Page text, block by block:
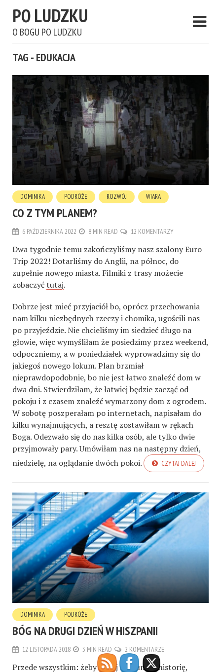
PO LUDZKU
O BOGU PO LUDZKU
TAG - EDUKACJA
DOMINIKA PODRÓŻE ROZWÓJ WIARA
CO Z TYM PLANEM?
6 PAŹDZIERNIKA 2022 8 MIN READ 12 KOMENTARZY
Dwa tygodnie temu zakończyliśmy nasz szalony Euro
Trip 2022! Dotarliśmy do Anglii, na północ, do
zupełnie nowego miasta. Filmiki z trasy możecie
zobaczyćtutaj.
Dobrze jest mieć przyjaciół bo, oprócz przechowania
nam kilku niezbędnych rzeczy i chomika, ugościli nas
po przyjeździe. Nie chcieliśmy im siedzieć długo na
głowie, więc wymyśliłam że posiedzimy przez weekend,
odpoczniemy, a w poniedziałek wyprowadzimy się do
jakiegoś nowego lokum. Plan brzmiał
nieprawdopodobnie, bo nie jest łatwo znaleźć dom w
dwa dni. Stwierdziłam, że łatwiej będzie zacząć od
pokoju i z czasem znaleźć wymarzony dom z ogrodem.
W sobotę poszperałam po internetach, napisałam do
kilku wynajmujących, a resztę zostawiłam w rękach
Boga. Odezwało się do nas kilka osób, ale tylko dwie
przyjmowały pary. Umówiłam nas na następny dzień,
niedzielę, na oglądanie dwóch pokoi.
CZYTAJ DALEJ
DOMINIKA PODRÓŻE
BÓG NA DRUGI DZIEŃ W HISZPANII
12 LISTOPADA 2018 3 MIN READ 2 KOMENTARZE
Przede wszystkim: żeby lepiej zrozumieć historię,